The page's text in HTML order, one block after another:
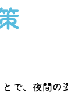
で、夜間の